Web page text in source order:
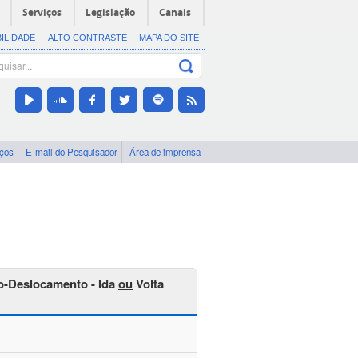
Serviços Legislação Canais
ALTO CONTRASTE MAPA DO SITE
E-mail do Pesquisador Área de imprensa
Deslocamento - Idaou Volta